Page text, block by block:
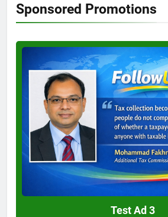
Sponsored Promotions
Test
Ad
3
Test Ad 3